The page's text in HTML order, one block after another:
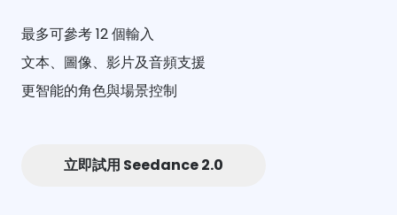
最多可參考 12 個輸入
文本、圖像、影片及音頻支援
更智能的角色與場景控制
立即試用 Seedance 2.0